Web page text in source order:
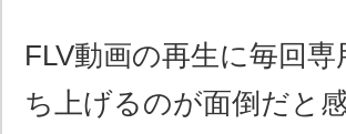
FLV動画の再生に毎回
ち上げるのが面倒だと